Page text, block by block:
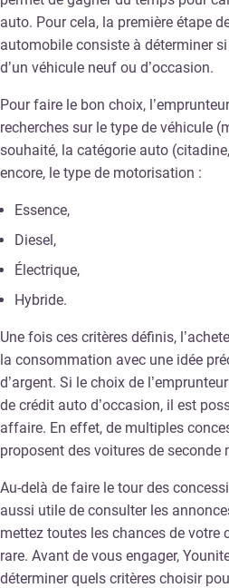
auto. Pour cela, la première étape
automobile consiste à déterminer
d’un véhicule neuf ou d’occasion.
Pour faire le bon choix,
recherches sur le type de véhicule
souhaité, la catégorie auto
encore, le type de motorisation :
Essence,
Diesel,
Électrique,
Hybride.
Une fois ces critères définis,
la consommation avec une idée
d’argent. Si le choix de
de crédit auto d’occasion, il est
affaire. En effet, de multiples
proposent des voitures de seconde
Au-delà de faire le tour des
aussi utile de consulter les
mettez toutes les chances de votre
rare. Avant de vous engager,
déterminer quels critères choisir